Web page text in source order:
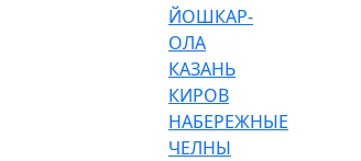
ЙОШКАР-
ОЛА
КАЗАНЬ
КИРОВ
НАБЕРЕЖНЫЕ
ЧЕЛНЫ